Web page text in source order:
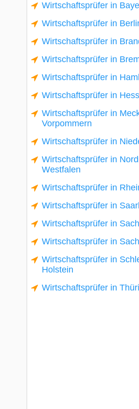
Wirtschaftsprüfer in
Wirtschaftsprüfer in
Wirtschaftsprüfer in
Wirtschaftsprüfer in
Wirtschaftsprüfer in
Wirtschaftsprüfer in
Wirtschaftsprüfer in
Vorpommern
Wirtschaftsprüfer in
Wirtschaftsprüfer in
Westfalen
Wirtschaftsprüfer in
Wirtschaftsprüfer in
Wirtschaftsprüfer in
Wirtschaftsprüfer in
Wirtschaftsprüfer in
Holstein
Wirtschaftsprüfer in